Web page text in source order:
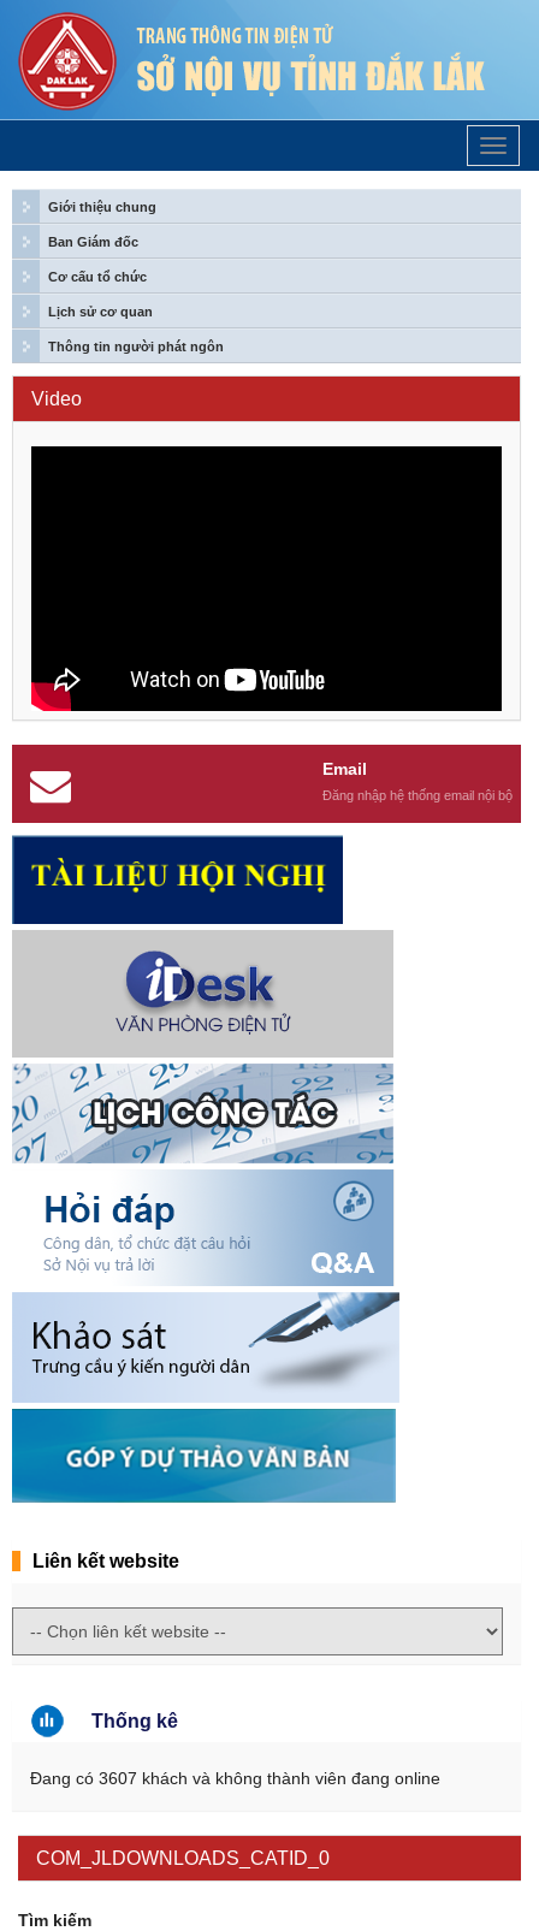
Trang
Chủ
Giới thiệu chung
Ban Giám đốc
Cơ cấu tổ chức
Lịch sử cơ quan
Thông tin người phát ngôn
Video
Email
Đăng nhập hệ thống email nội bộ
Liên kết website
Thống kê
Đang có 3607 khách và không thành viên đang online
COM_JLDOWNLOADS_CATID_0
Tìm kiếm